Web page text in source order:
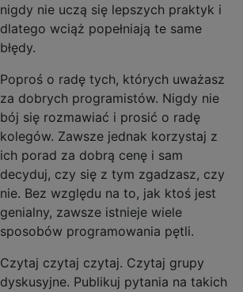
nigdy nie uczą się lepszych praktyk i
dlatego wciąż popełniają te same
błędy.
Poproś o radę tych, których uważasz
za dobrych programistów. Nigdy nie
bój się rozmawiać i prosić o radę
kolegów. Zawsze jednak korzystaj z
ich porad za dobrą cenę i sam
decyduj, czy się z tym zgadzasz, czy
nie. Bez względu na to, jak ktoś jest
genialny, zawsze istnieje wiele
sposobów programowania pętli.
Czytaj czytaj czytaj. Czytaj grupy
dyskusyjne. Publikuj pytania na takich